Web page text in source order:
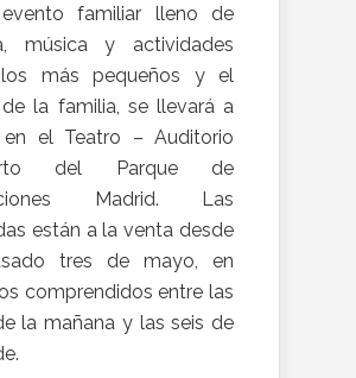
familiar lleno de
música y actividades
más pequeños y el
la familia, se llevará a
el Teatro – Auditorio
del Parque de
Madrid. Las
están a la venta desde
tres de mayo, en
comprendidos entre las
la mañana y las seis de